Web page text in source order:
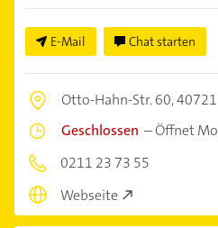
E-Mail Chat starten
Otto-Hahn-Str. 60,
Geschlossen –Öffnet
0211 23 73 55
Webseite